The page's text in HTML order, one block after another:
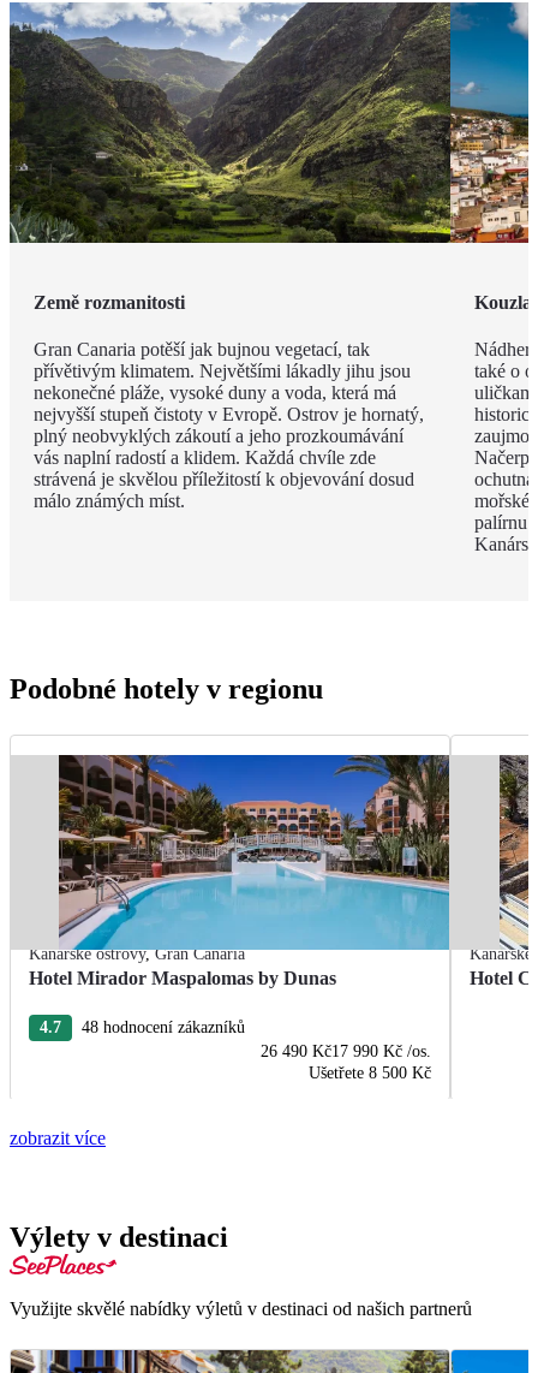
Země rozmanitosti
Gran Canaria potěší jak bujnou vegetací, tak
přívětivým klimatem. Největšími lákadly jihu jsou
nekonečné pláže, vysoké duny a voda, která má
nejvyšší stupeň čistoty v Evropě. Ostrov je hornatý,
plný neobvyklých zákoutí a jeho prozkoumávání
vás naplní radostí a klidem. Každá chvíle zde
strávená je skvělou příležitostí k objevování dosud
málo známých míst.
Kouzla
také o
mořské
palírnu
Podobné hotely v regionu
Kanárské ostrovy,Gran Canaria
Hotel Mirador Maspalomas by Dunas
4.7
48 hodnocení zákazníků
26 490 Kč17 990 Kč /os.
Ušetřete 8 500 Kč
Kanárské
Hotel
zobrazit více
Výlety v destinaci
Využijte skvělé nabídky výletů v destinaci od našich partnerů